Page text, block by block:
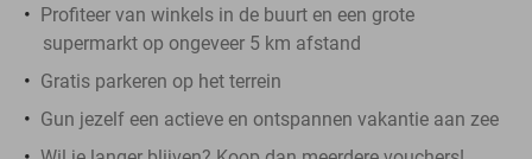
Profiteer van winkels in de buurt en een grote
supermarkt op ongeveer 5 km afstand
Gratis parkeren op het terrein
Gun jezelf een actieve en ontspannen vakantie aan zee